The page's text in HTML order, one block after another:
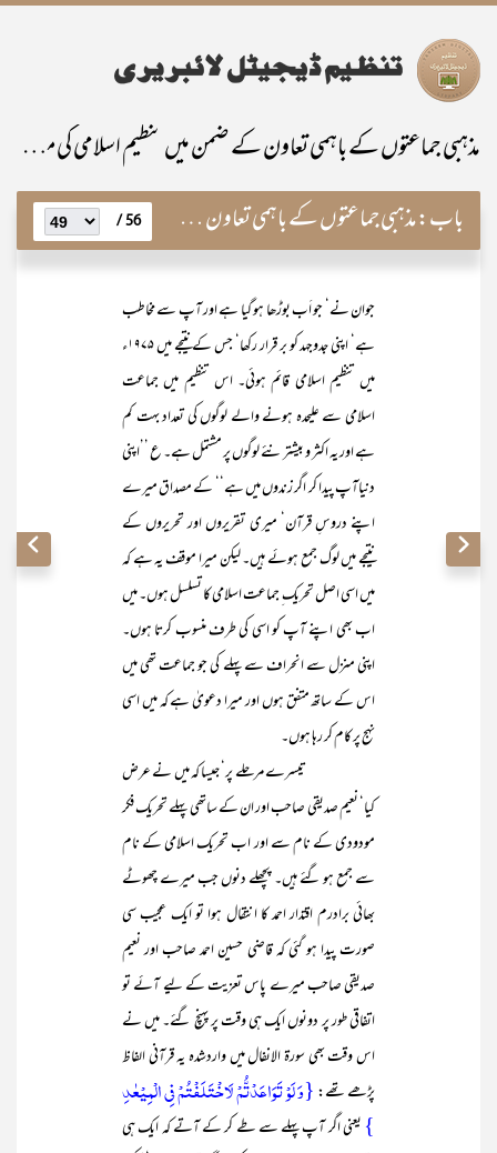
مذہبی جماعتوں کے باہمی تعاون کے ضمن میں تنظیم اسلامی کی مساعی
باب:مذہبی جماعتوں کے باہمی تعاون کے ضمن میں تنظیم اسلامی کی مساعی 56 /
جوان نے‘ جو اَب بوڑھا ہو گیا ہے اور آپ سے مخاطب
ہے‘ اپنی جدوجہد کو بر قرار رکھا‘ جس کے نتیجے میں ۱۹۷۵ء
میں تنظیم اسلامی قائم ہوئی۔ اس تنظیم میں جماعت
اسلامی سے علیحدہ ہونے والے لوگوں کی تعداد بہت کم
ہے اور یہ اکثر و بیشتر نئے لوگوں پر مشتمل ہے۔ ع ’’اپنی
دنیاآپ پیدا کر اگر زندوں میں ہے‘‘ کے مصداق میرے
اپنے دروسِ قرآن‘ میری تقریروں اور تحریروں کے
نتیجے میں لوگ جمع ہوئے ہیں۔ لیکن میرا موقف یہ ہے کہ
میں اسی اصل تحریک ِ جماعت اسلامی کا تسلسل ہوں۔ میں
اب بھی اپنے آپ کو اسی کی طرف منسوب کرتا ہوں۔
اپنی منزل سے انحراف سے پہلے کی جو جماعت تھی میں
اس کے ساتھ متفق ہوں اور میرا دعویٰ ہے کہ میں اسی
نہج پر کام کر رہا ہوں۔
تیسرے مرحلے پر‘ جیسا کہ میں نے عرض
کیا‘ نعیم صدیقی صاحب اور ان کے ساتھی پہلے تحریک فکر
مودودی کے نام سے اور اب تحریک اسلامی کے نام
سے جمع ہو گئے ہیں۔ پچھلے دنوں جب میرے چھوٹے
بھائی برادرم اقتدار احمد کا انتقال ہوا تو ایک عجیب سی
صورت پیدا ہو گئی کہ قاضی حسین احمد صاحب اور نعیم
صدیقی صاحب میرے پاس تعزیت کے لیے آئے تو
اتفاقی طور پر دونوں ایک ہی وقت پر پہنچ گئے۔ میں نے
اس وقت بھی سورۃ الانفال میں واردشدہ یہ قرآنی الفاظ
پڑھے تھے:{وَ لَوۡ تَوَاعَدۡتُّمۡ لَاخۡتَلَفۡتُمۡ فِی الۡمِیۡعٰدِ
}یعنی اگر آپ پہلے سے طے کر کے آتے کہ ایک ہی